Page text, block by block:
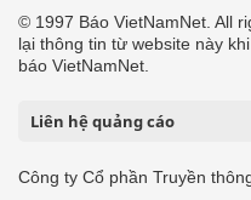
© 1997 Báo VietNamNet. All
lại thông tin từ website này
báo VietNamNet.
Liên hệ quảng cáo
Công ty Cổ phần Truyền